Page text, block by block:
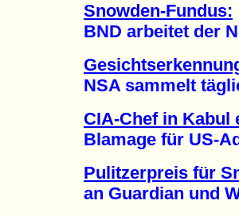
Snowden-Fundus:
BND arbeitet der
NSA sammelt
CIA-Chef in Kabul
Blamage für US-
Pulitzerpreis für
an Guardian und